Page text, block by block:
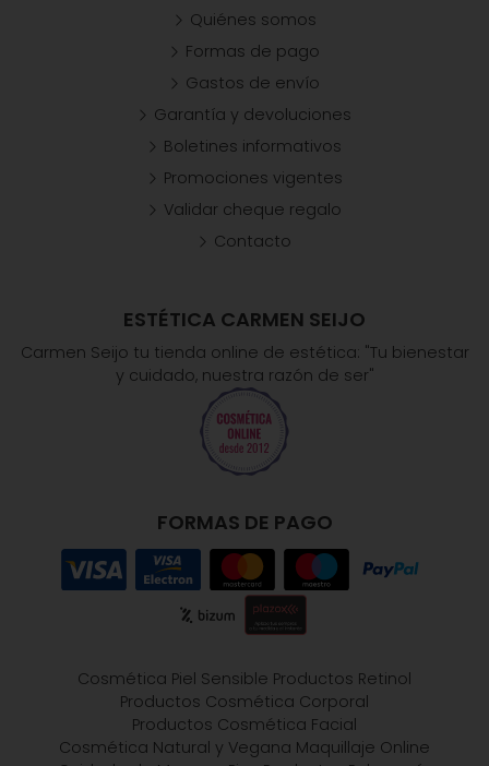
ESTÉTICA CARMEN SEIJO
Carmen Seijo tu tienda online de estética: "Tu bienestar
y cuidado, nuestra razón de ser"
FORMAS DE PAGO
Quiénes somos
Formas de pago
Gastos de envío
Garantía y devoluciones
Boletines informativos
Promociones vigentes
Validar cheque regalo
Contacto
Cosmética Piel Sensible Productos Retinol
Productos Cosmética Corporal
Productos Cosmética Facial
Cosmética Natural y Vegana Maquillaje Online